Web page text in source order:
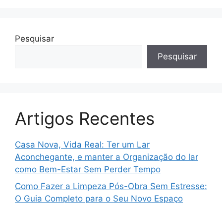
Pesquisar
Pesquisar
Artigos Recentes
Casa Nova, Vida Real: Ter um Lar
Aconchegante, e manter a Organização do lar
como Bem-Estar Sem Perder Tempo
Como Fazer a Limpeza Pós-Obra Sem Estresse:
O Guia Completo para o Seu Novo Espaço